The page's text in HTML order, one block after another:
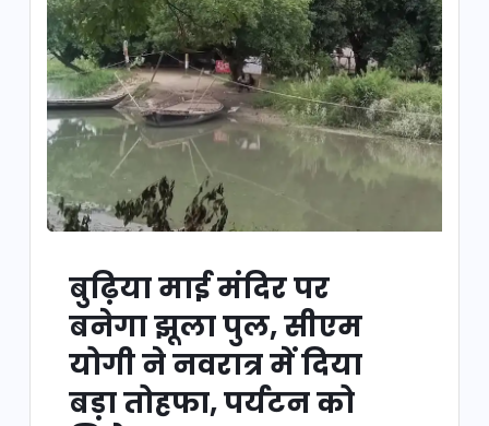
बुढ़िया माई मंदिर पर
बनेगा झूला पुल, सीएम
योगी ने नवरात्र में दिया
बड़ा तोहफा, पर्यटन को